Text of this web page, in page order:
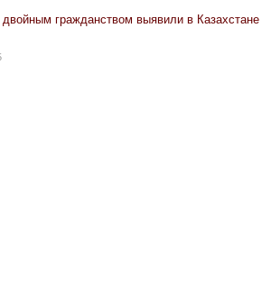
гражданством выявили в Казахстане